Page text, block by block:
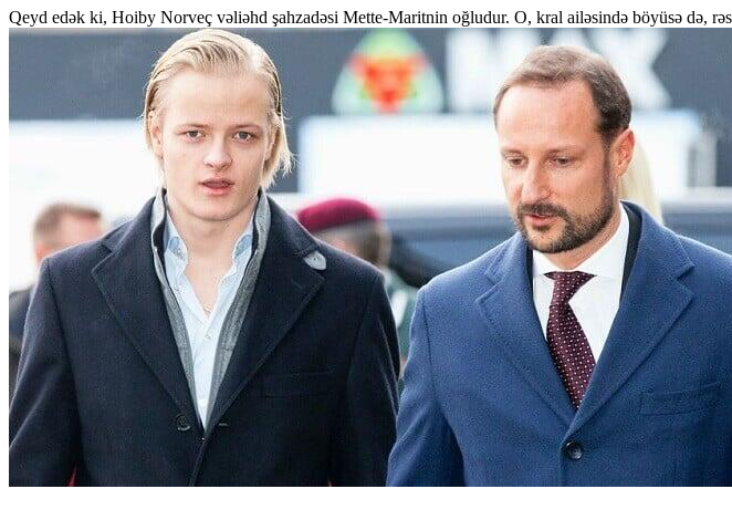
Qeyd edək ki, Hoiby Norveç vəliəhd şahzadəsi Mette-Maritnin oğludur. O, kral ailəsində böyüsə də,